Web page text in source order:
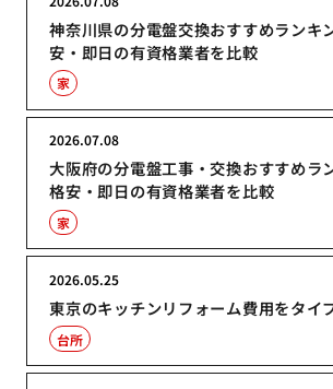
神奈川県の分電盤交換おすすめランキ
安・即日の有資格業者を比較
家
大阪府の分電盤工事・交換おすすめラ
格安・即日の有資格業者を比較
2026.07.08
家
東京のキッチンリフォーム費用をタイ
2026.05.25
台所